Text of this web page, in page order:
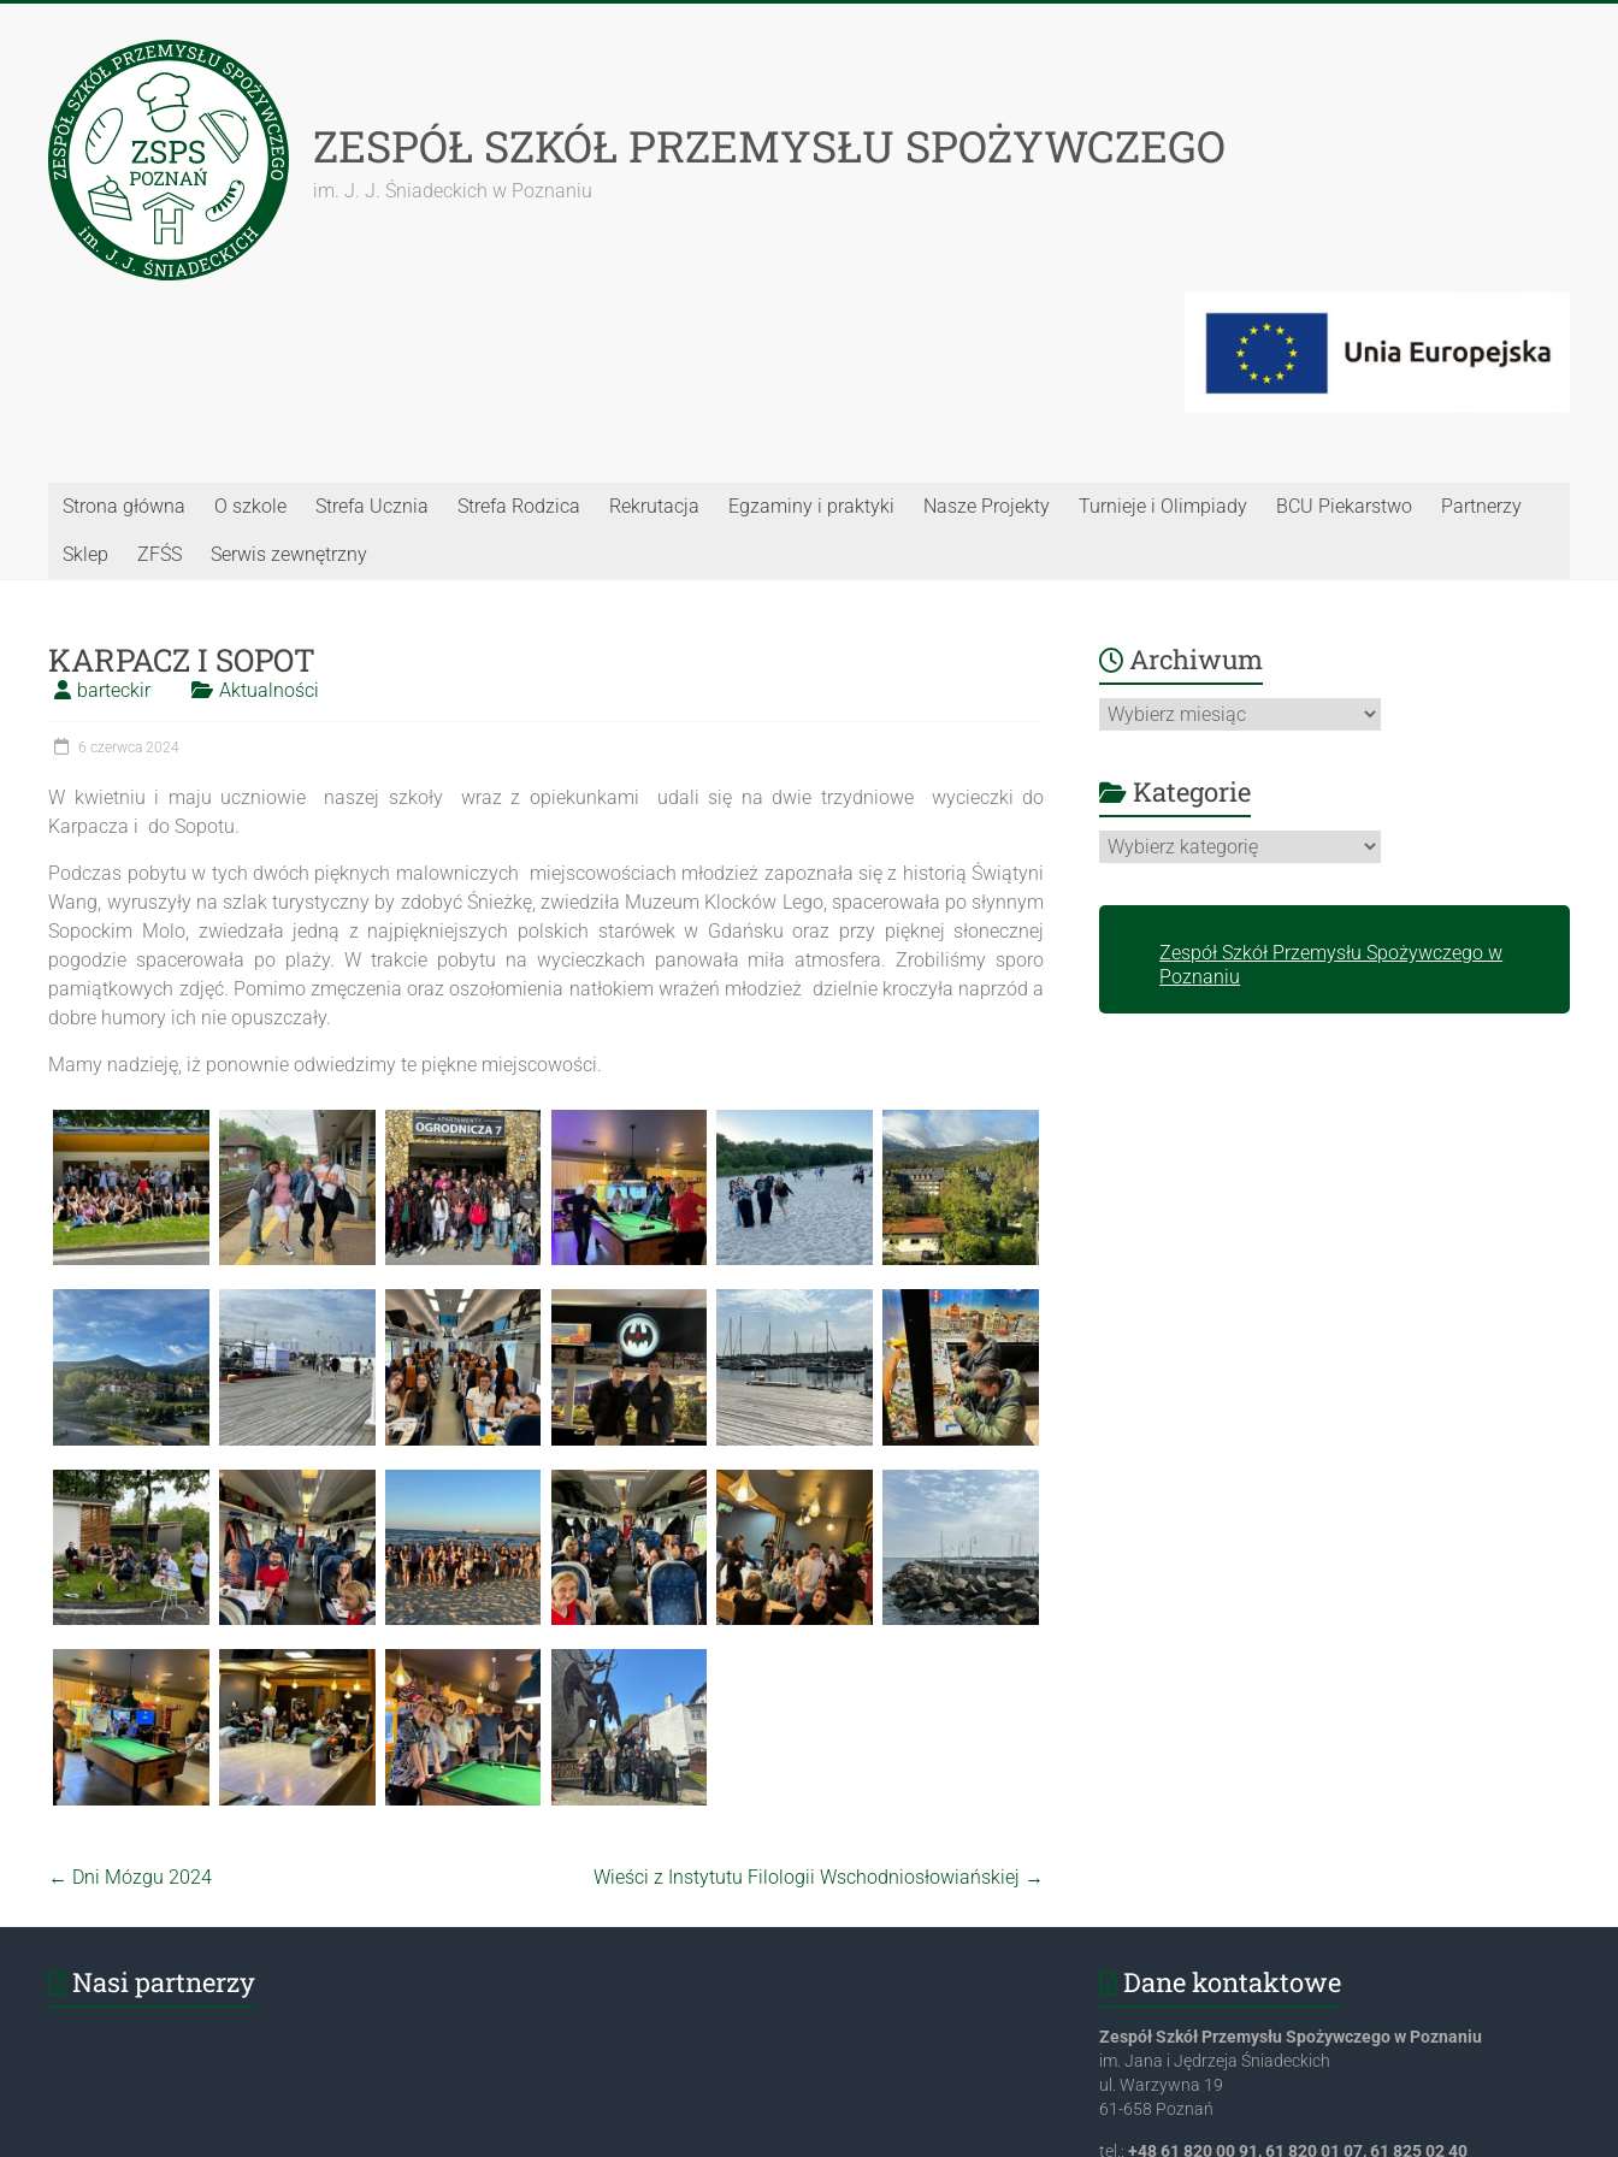
ZESPÓŁ SZKÓŁ PRZEMYSŁU SPOŻYWCZEGO
im. J. J. Śniadeckich w Poznaniu
Strona główna O szkole Strefa Ucznia Strefa Rodzica Rekrutacja Egzaminy i praktyki Nasze Projekty Turnieje i Olimpiady BCU Piekarstwo Partnerzy
Sklep ZFŚS Serwis zewnętrzny
KARPACZ I SOPOT
barteckir Aktualności
6 czerwca 2024
W kwietniu i maju uczniowie naszej szkoły wraz z opiekunkami udali się na dwie trzydniowe wycieczki do
Karpacza i do Sopotu.
Podczas pobytu w tych dwóch pięknych malowniczych miejscowościach młodzież zapoznała się z historią Świątyni
Wang, wyruszyły na szlak turystyczny by zdobyć Śnieżkę, zwiedziła Muzeum Klocków Lego, spacerowała po słynnym
Sopockim Molo, zwiedzała jedną z najpiękniejszych polskich starówek w Gdańsku oraz przy pięknej słonecznej
pogodzie spacerowała po plaży. W trakcie pobytu na wycieczkach panowała miła atmosfera. Zrobiliśmy sporo
pamiątkowych zdjęć. Pomimo zmęczenia oraz oszołomienia natłokiem wrażeń młodzież dzielnie kroczyła naprzód a
dobre humory ich nie opuszczały.
Mamy nadzieję, iż ponownie odwiedzimy te piękne miejscowości.
← Dni Mózgu 2024 Wieści z Instytutu Filologii Wschodniosłowiańskiej →
Archiwum
Archiwum
Kategorie
Kategorie
Zespół Szkół Przemysłu Spożywczego w
Poznaniu
Nasi partnerzy Dane kontaktowe
Zespół Szkół Przemysłu Spożywczego w Poznaniu
im. Jana i Jędrzeja Śniadeckich
ul. Warzywna 19
61-658 Poznań
tel.:+48 61 820 00 91, 61 820 01 07, 61 825 02 40